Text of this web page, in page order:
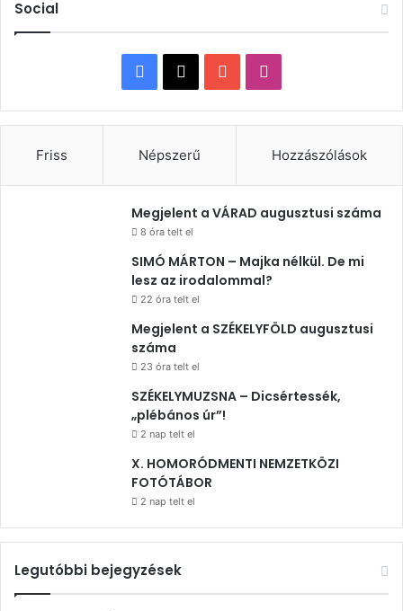
Social
Facebook
X YouTube
Friss Népszerű Hozzászólások
Megjelent a VÁRAD augusztusi száma
8 óra telt el
SIMÓ MÁRTON – Majka nélkül. De mi
lesz az irodalommal?
22 óra telt el
Megjelent a SZÉKELYFÖLD augusztusi
száma
23 óra telt el
SZÉKELYMUZSNA – Dicsértessék,
„plébános úr”!
2 nap telt el
X. HOMORÓDMENTI NEMZETKÖZI
FOTÓTÁBOR
2 nap telt el
Legutóbbi bejegyzések